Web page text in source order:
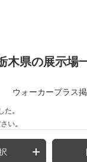
木県の展示場
ウォーカープラス
。
い。